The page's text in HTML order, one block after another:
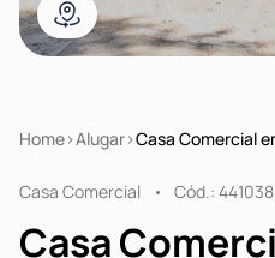
Home Alugar Casa Comercial
Casa Comercial Cód.:
Casa